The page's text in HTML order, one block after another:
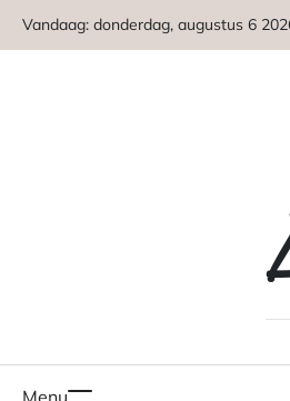
Vandaag: donderdag, augustus 6
Menu